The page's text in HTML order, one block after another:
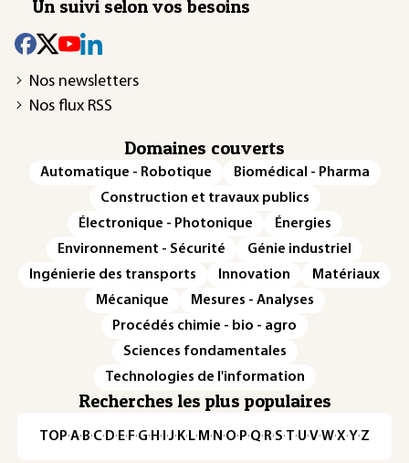
Un suivi selon vos besoins
Nos newsletters
Nos flux RSS
Domaines couverts
Automatique - Robotique
Biomédical - Pharma
Construction et travaux publics
Électronique - Photonique
Énergies
Environnement - Sécurité
Génie industriel
Ingénierie des transports
Innovation
Matériaux
Mécanique
Mesures - Analyses
Procédés chimie - bio - agro
Sciences fondamentales
Technologies de l'information
Recherches les plus populaires
TOP·A·B·C· D· E· F·G· H · ·J· K· L· M · N ·O· P·Q· R·S·T·U·V·W·X·Y·Z